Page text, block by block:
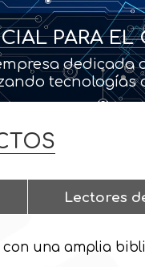
PARA
tecnologías
Lectores
una amplia